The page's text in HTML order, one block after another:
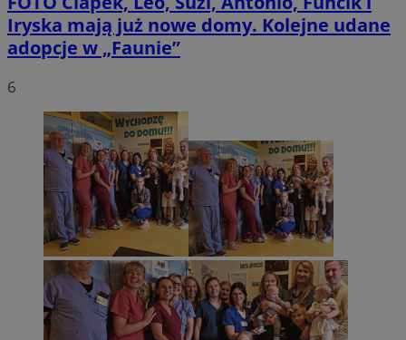
Iryska mają już nowe domy. Kolejne udane
adopcje w „Faunie”
6